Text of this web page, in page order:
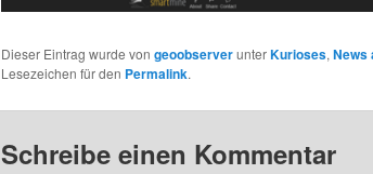
Dieser Eintrag wurde von geoobserverunterKurioses,News
Lesezeichen für den Permalink.
Schreibe einen Kommentar